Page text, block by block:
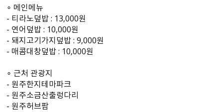
∘ 메인메뉴
- 티라노덮밥 : 13,000원
- 연어덮밥 : 10,000원
- 돼지고기가지덮밥 : 9,000원
- 매콤대창덮밥 : 10,000원
∘ 근처 관광지
- 원주한지테마파크
- 원주소금산출렁다리
- 원주허브팜